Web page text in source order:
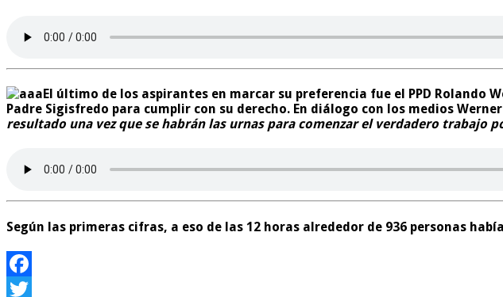
El último de los aspirantes en marcar su preferencia fue el PPD Rolando
Padre Sigisfredo para cumplir con su derecho. En diálogo con los medios
resultado una vez que se habrán las urnas para comenzar el verdadero trabajo
Según las primeras cifras, a eso de las 12 horas alrededor de 936 personas
Facebook